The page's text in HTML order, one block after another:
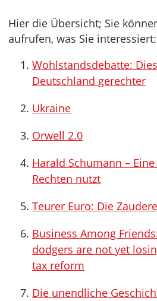
Hier die Übersicht; Sie
aufrufen, was Sie interessiert:
Wohlstandsdebatte:
Deutschland gerechter
Ukraine
Orwell 2.0
Harald Schumann –
Rechten nutzt
Teurer Euro: Die
Business Among
dodgers are not yet
tax reform
Die unendliche